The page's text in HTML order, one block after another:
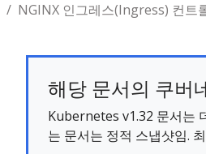
NGINX 인그레스(Ingress) 컨트
해당 문서의 쿠버
Kubernetes v1.32 문서는
는 문서는 정적 스냅샷임.